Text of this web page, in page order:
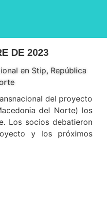
DE 2023
en Stip, República
del proyecto
del Norte) los
Los socios debatieron
y los próximos